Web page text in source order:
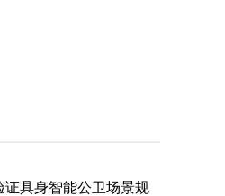
证具身智能公卫场景规